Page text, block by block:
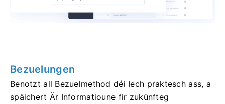
Bezuelungen
Benotzt all Bezuelmethod déi Iech praktesch ass, a
späichert Är Informatioune fir zukünfteg